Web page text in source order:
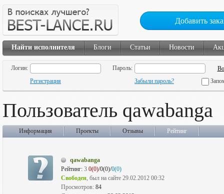
Добавить
Найти исполнителя Блоги Статьи Новости
Логин:
Пароль:
Регистрация
Забыли пароль?
Пользователь qawabanga
Информация Проекты Отзывы Рейтинг
qawabanga
Рейтинг: 3 0(0)/0(0)/0(0)
Свободен, был на сайте 29.02.2012 00:32
Просмотров: 84